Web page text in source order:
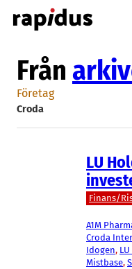
Hoppa
till
Från
Företag
Croda
LU
Finans/
A1M
Croda
Idogen,
Mistbase,